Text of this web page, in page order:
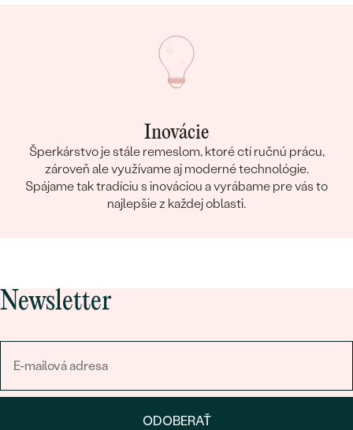
Inovácie
Šperkárstvo je stále remeslom, ktoré ctí ručnú prácu,
zároveň ale využívame aj moderné technológie.
Spájame tak tradíciu s inováciou a vyrábame pre vás to
najlepšie z každej oblasti.
Newsletter
ODOBERAŤ